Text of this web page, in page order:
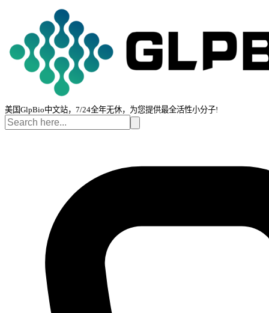
美国GlpBio中文站，7/24全年无休，为您提供最全活性小分子!